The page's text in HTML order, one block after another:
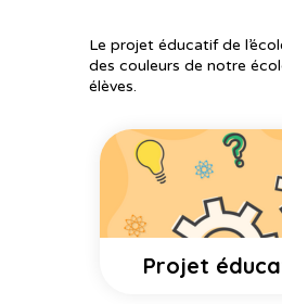
Le projet éducatif de
des couleurs de notre
élèves.
Projet